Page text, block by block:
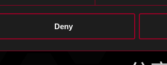
Deny
Ortilla， Rebound Electronics